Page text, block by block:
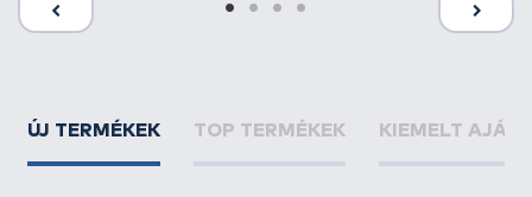
ÚJ TERMÉKEK TOP TERMÉKEK KIEMELT